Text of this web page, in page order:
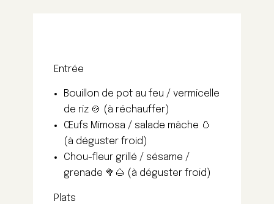
Entrée
Bouillon de pot au feu / vermicelle
de riz 🍲 (à réchauffer)
Œufs Mimosa / salade mâche 🥚
(à déguster froid)
Chou-fleur grillé / sésame /
grenade 🥦🌰 (à déguster froid)
Plats